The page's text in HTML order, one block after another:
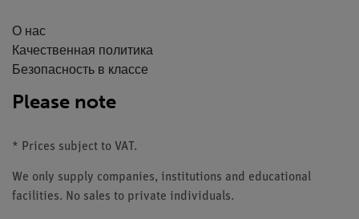
О нас
Качественная политика
Безопасность в классе
Please note
* Prices subject to VAT.
We only supply companies, institutions and educational
facilities. No sales to private individuals.